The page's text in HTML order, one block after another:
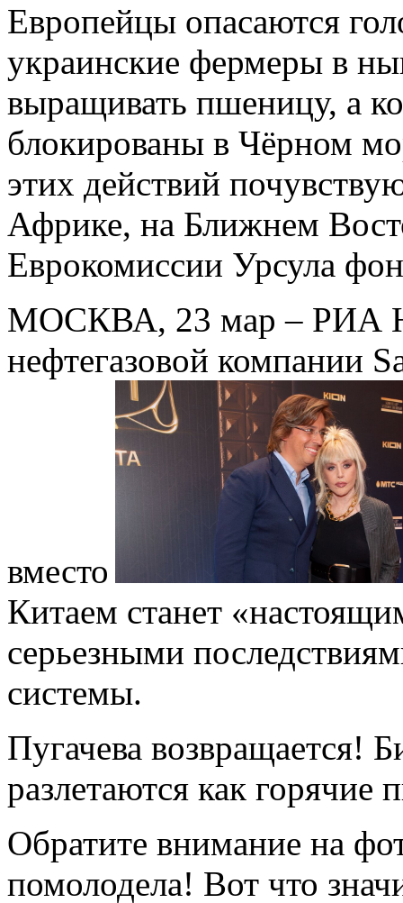
Европейцы опасаются
украинские фермеры в
выращивать пшеницу, а
блокированы в Чёрном
этих действий
Африке, на Ближнем
Еврокомиссии Урсула
МОСКВА, 23 мар – РИА
нефтегазовой компании
вместо
Китаем станет
серьезными
системы.
Пугачева возвращается!
разлетаются как
Обратите внимание на
помолодела! Вот что